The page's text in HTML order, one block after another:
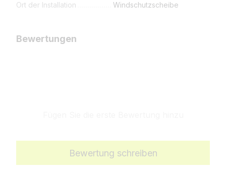
Ort der Installation Windschutzscheibe
Bewertungen
Bewertung schreiben